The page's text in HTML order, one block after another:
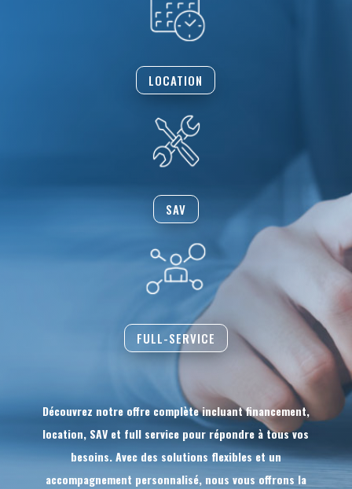
LOCATION
SAV
FULL-SERVICE
Découvrez notre offre complète incluant financement,
location, SAV et full service pour répondre à tous vos
besoins. Avec des solutions flexibles et un
accompagnement personnalisé, nous vous offrons la